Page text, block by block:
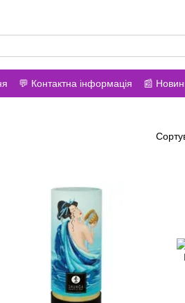
💬 Контактна інформація 📰